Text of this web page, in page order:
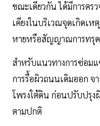
ขณะเดียวกัน ได้มีการตร
เคียงในบริเวณจุดเกิดเห
หายหรือสัญญาณการทรุด
สำหรับแนวทางการซ่อม
การรื้อผิวถนนเดิมออก
โพรงใต้ดิน ก่อนปรับปรุง
ตามปกติ